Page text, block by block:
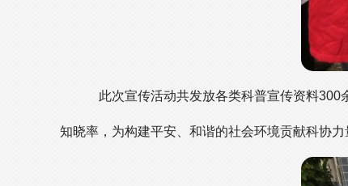
此次宣传活动共发放各类科普宣传资料
知晓率，为构建平安、和谐的社会环境贡献科协力